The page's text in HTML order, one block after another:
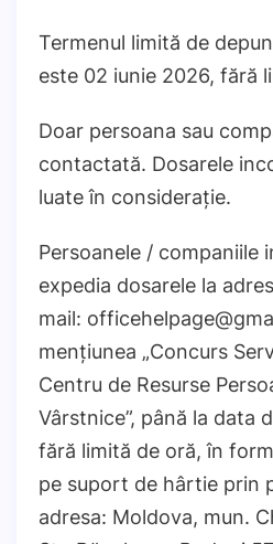
Termenul limită de
este 02 iunie 2026, fără
Doar persoana sau
contactată. Dosarele
luate în considerație.
Persoanele / companiile
expedia dosarele la
mail:
mențiunea „Concurs
Centru de Resurse
Vârstnice”, până la data
fără limită de oră, în
pe suport de hârtie prin
adresa: Moldova, mun.